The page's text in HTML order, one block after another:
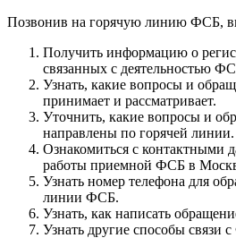
Позвонив на горячую линию ФСБ,
Получить информацию о
связанных с деятельностью
Узнать, какие вопросы и
принимает и рассматривает.
Уточнить, какие вопросы и
направлены по горячей линии.
Ознакомиться с
работы приемной ФСБ в
Узнать номер телефона для
линии ФСБ.
Узнать, как написать
Узнать другие способы связи